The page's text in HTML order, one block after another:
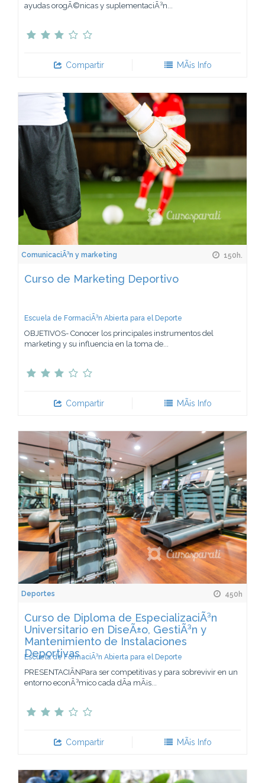
ayudas orogÃ©nicas y suplementaciÃ³n...
Compartir MÃ¡s Info
ComunicaciÃ³n y marketing 150h.
Curso de Marketing Deportivo
Escuela de FormaciÃ³n Abierta para el Deporte
OBJETIVOS- Conocer los principales instrumentos del
marketing y su influencia en la toma de...
Compartir MÃ¡s Info
Deportes 450h
Curso de Diploma de EspecializaciÃ³n
Universitario en DiseÃ±o, GestiÃ³n y
Mantenimiento de Instalaciones
Deportivas
Escuela de FormaciÃ³n Abierta para el Deporte
PRESENTACIÃNPara ser competitivas y para sobrevivir en un
entorno econÃ³mico cada dÃ­a mÃ¡s...
Compartir MÃ¡s Info